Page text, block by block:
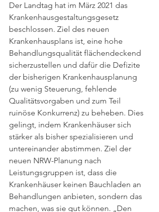
Der Landtag hat im März 2021 das
Krankenhausgestaltungsgesetz
beschlossen. Ziel des neuen
Krankenhausplans ist, eine hohe
Behandlungsqualität flächendeckend
sicherzustellen und dafür die Defizite
der bisherigen Krankenhausplanung
(zu wenig Steuerung, fehlende
Qualitätsvorgaben und zum Teil
ruinöse Konkurrenz) zu beheben. Dies
gelingt, indem Krankenhäuser sich
stärker als bisher spezialisieren und
untereinander abstimmen. Ziel der
neuen NRW-Planung nach
Leistungsgruppen ist, dass die
Krankenhäuser keinen Bauchladen an
Behandlungen anbieten, sondern das
machen, was sie gut können. „Den